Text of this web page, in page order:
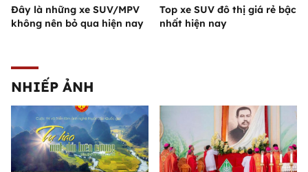
Đây là những xe SUV/MPV
không nên bỏ qua hiện nay
Top xe SUV đô thị giá rẻ bậc
nhất hiện nay
NHIẾP ẢNH